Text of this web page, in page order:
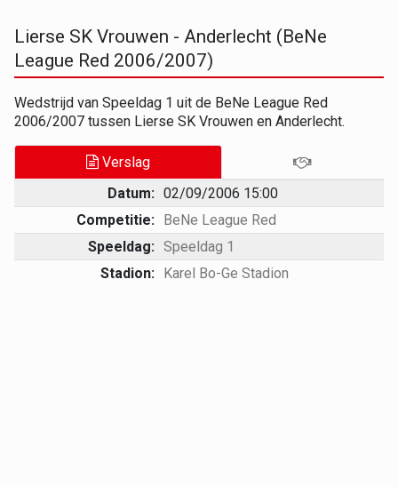
Lierse SK Vrouwen - Anderlecht (BeNe
League Red 2006/2007)
Wedstrijd van Speeldag 1 uit de BeNe League Red
2006/2007 tussen Lierse SK Vrouwen en Anderlecht.
Verslag
Datum: 02/09/2006 15:00
Competitie: BeNe League Red
Speeldag: Speeldag 1
Stadion: Karel Bo-Ge Stadion